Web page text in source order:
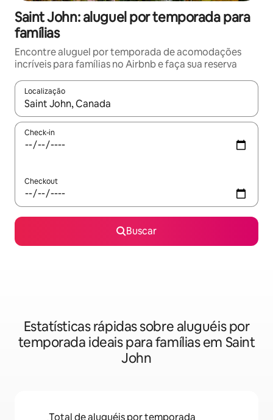
Saint John: aluguel por temporada para
famílias
Encontre aluguel por temporada de acomodações
incríveis para famílias no Airbnb e faça sua reserva
Localização
Quando os resultados estiverem disponíveis, explore-os
Check-in
Checkout
Buscar
Estatísticas rápidas sobre aluguéis por
temporada ideais para famílias em Saint
John
Total de aluguéis por temporada